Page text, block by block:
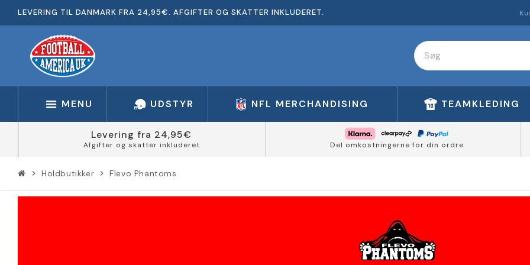
LEVERING TIL DANMARK FRA 24,95€. AFGIFTER OG SKATTER INKLUDERET.
MENU UDSTYR NFL MERCHANDISING TEAMKLEDING
Levering fra 24,95€
Afgifter og skatter inkluderet Del omkostningerne for din ordre
chevron_right Holdbutikker chevron_right Flevo Phantoms